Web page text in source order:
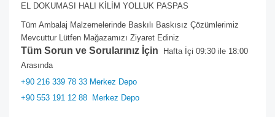
EL DOKUMASI HALI KİLİM YOLLUK PASPAS
Tüm Ambalaj Malzemelerinde Baskılı Baskısız Çözümlerimiz
Mevcuttur Lütfen Mağazamızı Ziyaret Ediniz
Tüm Sorun ve Sorularınız İçin Hafta İçi 09:30 ile 18:00
Arasında
+90 216 339 78 33 Merkez Depo
+90 553 191 12 88 Merkez Depo